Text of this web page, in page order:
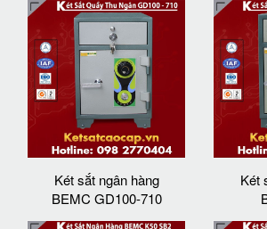
Két sắt ngân hàng
BEMC GD100-710
Két